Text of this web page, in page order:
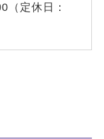
定休日：